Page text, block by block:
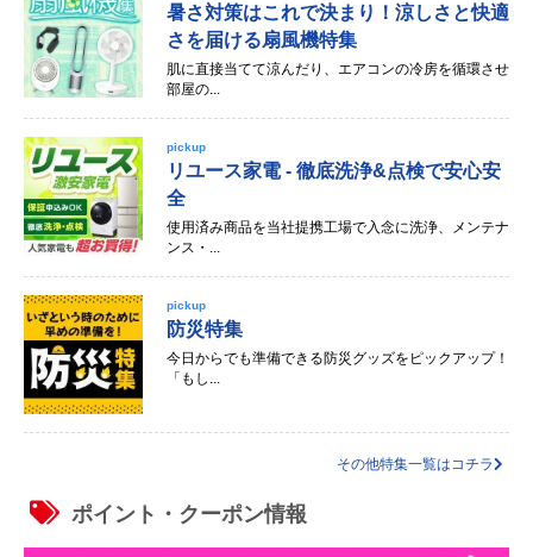
暑さ対策はこれで決まり！涼しさと快適
さを届ける扇風機特集
肌に直接当てて涼んだり、エアコンの冷房を循環させ
部屋の...
pickup
リユース家電 - 徹底洗浄&点検で安心安
全
使用済み商品を当社提携工場で入念に洗浄、メンテナ
ンス・...
pickup
防災特集
今日からでも準備できる防災グッズをピックアップ！
「もし...
その他特集一覧はコチラ
ポイント・クーポン情報